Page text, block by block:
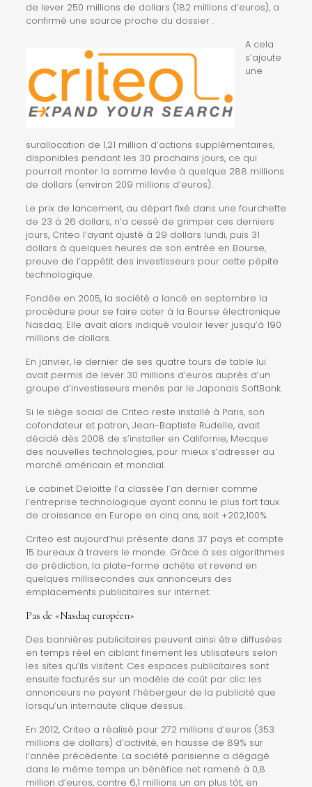
de lever 250 millions de dollars (182 millions d’euros), a
confirmé une source proche du dossier .
A cela
s’ajoute
une
surallocation de 1,21 million d’actions supplémentaires,
disponibles pendant les 30 prochains jours, ce qui
pourrait monter la somme levée à quelque 288 millions
de dollars (environ 209 millions d’euros).
Le prix de lancement, au départ fixé dans une fourchette
de 23 à 26 dollars, n’a cessé de grimper ces derniers
jours, Criteo l’ayant ajusté à 29 dollars lundi, puis 31
dollars à quelques heures de son entrée en Bourse,
preuve de l’appétit des investisseurs pour cette pépite
technologique.
Fondée en 2005, la société a lancé en septembre la
procédure pour se faire coter à la Bourse électronique
Nasdaq. Elle avait alors indiqué vouloir lever jusqu’à 190
millions de dollars.
En janvier, le dernier de ses quatre tours de table lui
avait permis de lever 30 millions d’euros auprès d’un
groupe d’investisseurs menés par le Japonais SoftBank.
Si le siège social de Criteo reste installé à Paris, son
cofondateur et patron, Jean-Baptiste Rudelle, avait
décidé dès 2008 de s’installer en Californie, Mecque
des nouvelles technologies, pour mieux s’adresser au
marché américain et mondial.
Le cabinet Deloitte l’a classée l’an dernier comme
l’entreprise technologique ayant connu le plus fort taux
de croissance en Europe en cinq ans, soit +202,100%.
Criteo est aujourd’hui présente dans 37 pays et compte
15 bureaux à travers le monde. Grâce à ses algorithmes
de prédiction, la plate-forme achète et revend en
quelques millisecondes aux annonceurs des
emplacements publicitaires sur internet.
Pas de «Nasdaq européen»
Des bannières publicitaires peuvent ainsi être diffusées
en temps réel en ciblant finement les utilisateurs selon
les sites qu’ils visitent. Ces espaces publicitaires sont
ensuite facturés sur un modèle de coût par clic: les
annonceurs ne payent l’hébergeur de la publicité que
lorsqu’un internaute clique dessus.
En 2012, Criteo a réalisé pour 272 millions d’euros (353
millions de dollars) d’activité, en hausse de 89% sur
l’année précédente. La société parisienne a dégagé
dans le même temps un bénéfice net ramené à 0,8
million d’euros, contre 6,1 millions un an plus tôt, en